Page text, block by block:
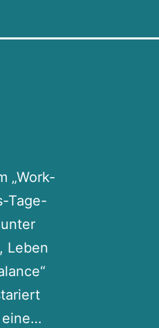
„Work-
Tage-
Leben
eine…